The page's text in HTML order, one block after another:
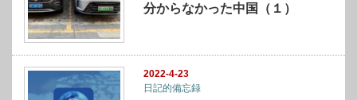
分からなかった中国（１）
2022-4-23
日記的備忘録